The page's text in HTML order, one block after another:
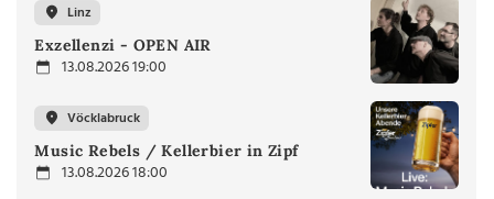
Linz
Exzellenzi - OPEN AIR
13.08.2026 19:00
Vöcklabruck
Music Rebels / Kellerbier in Zipf
13.08.2026 18:00